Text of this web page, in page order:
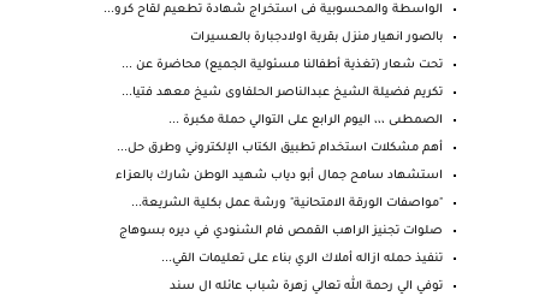
الواسطة والمحسوبية فى استخراج شهادة تطعيم لقاح كرو...
بالصور انهيار منزل بقرية اولادجبارة بالعسيرات
تحت شعار (تغذية أطفالنا مسئولية الجميع) محاضرة عن ...
تكريم فضيلة الشيخ عبدالناصر الحلفاوى شيخ معهد فتيا...
الصمطىى ،،، اليوم الرابع على التوالي حملة مكبرة ...
أهم مشكلات استخدام تطبيق الكتاب الإلكتروني وطرق حل...
استشهاد سامح جمال أبو دياب شهيد الوطن شارك بالعزاء
"مواصفات الورقة الامتحانية" ورشة عمل بكلية الشريعة...
صلوات تجنيز الراهب القمص فام الشنودي في ديره بسوهاج
تنفيذ حمله ازاله أملاك الري بناء على تعليمات القي...
توفي الي رحمة الله تعالي زهرة شباب عائله ال سند